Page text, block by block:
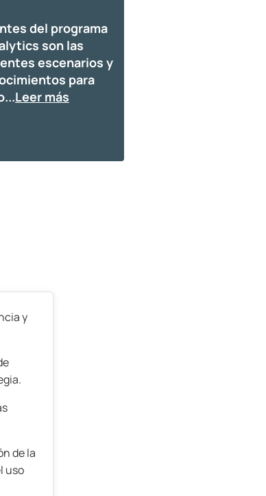
del programa
son las
escenarios y
para
...Leer más
y
de la
uso